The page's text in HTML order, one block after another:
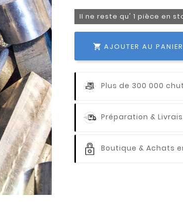
Il ne reste qu' 1 pièce en
 AJOUTER AU PANIER
Plus de 300 000
Préparation &
Boutique & Achats